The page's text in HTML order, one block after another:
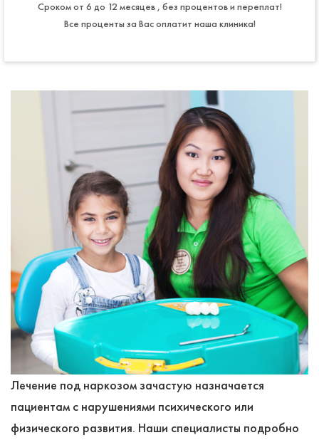
Сроком от 6 до 12 месяцев , без процентов и переплат!
Все проценты за Вас оплатит наша клиника!
Лечение под наркозом зачастую назначается
пациентам с нарушениями психического или
физического развития. Наши специалисты подробно